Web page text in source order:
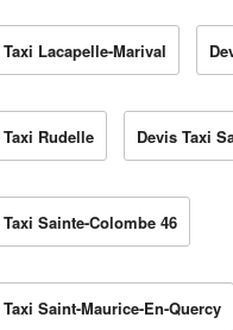
Lacapelle-Marival
Rudelle Devis Taxi
Sainte-Colombe 46
Saint-Maurice-En-Quercy